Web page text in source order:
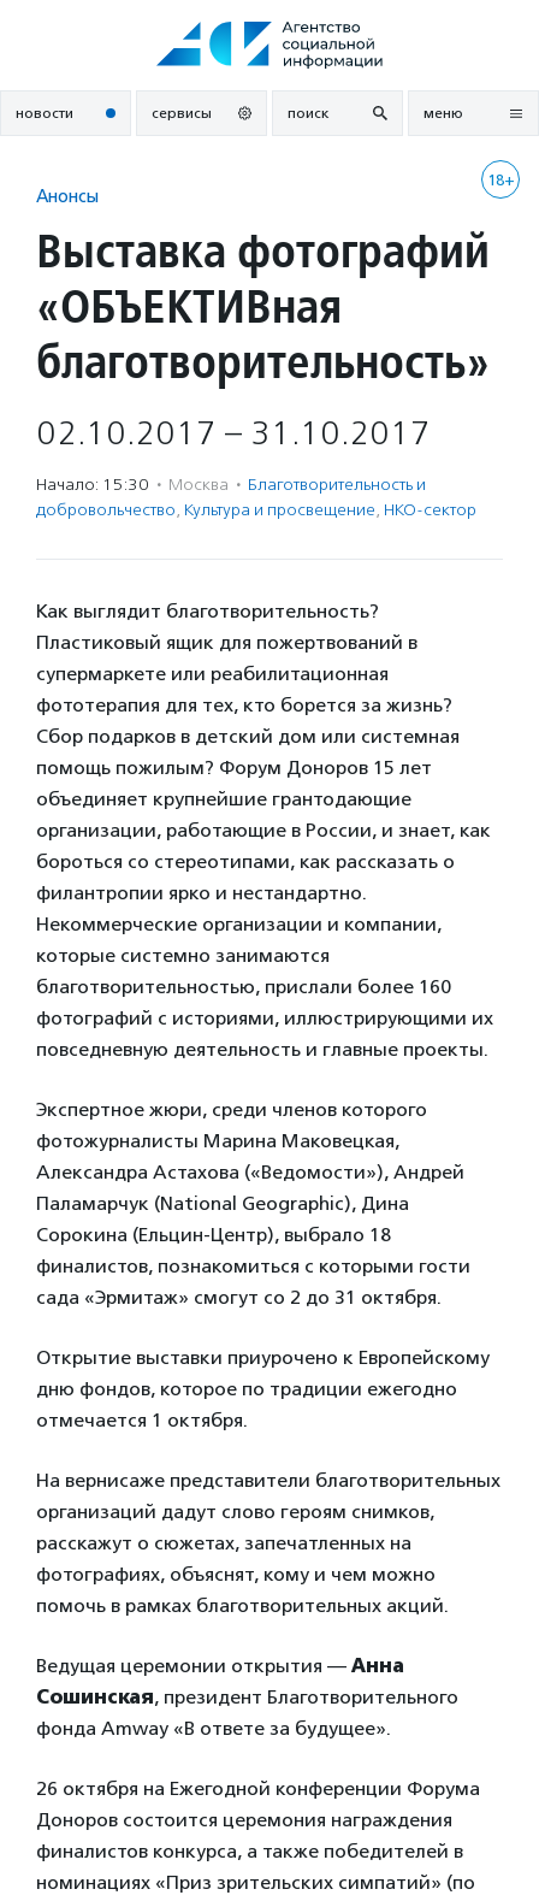
новости сервисы поиск меню
18+
Анонсы
Выставка фотографий
«ОБЪЕКТИВная
благотворительность»
02.10.2017 – 31.10.2017
Начало: 15:30 · Москва · Благотвори­тель­ность и
доброволь­чест­во, Культура и просвещение, НКО-сектор
Как выглядит благотворительность?
Пластиковый ящик для пожертвований в
супермаркете или реабилитационная
фототерапия для тех, кто борется за жизнь?
Сбор подарков в детский дом или системная
помощь пожилым? Форум Доноров 15 лет
объединяет крупнейшие грантодающие
организации, работающие в России, и знает, как
бороться со стереотипами, как рассказать о
филантропии ярко и нестандартно.
Некоммерческие организации и компании,
которые системно занимаются
благотворительностью, прислали более 160
фотографий с историями, иллюстрирующими их
повседневную деятельность и главные проекты.
Экспертное жюри, среди членов которого
фотожурналисты Марина Маковецкая,
Александра Астахова («Ведомости»), Андрей
Паламарчук (National Geographic), Дина
Сорокина (Ельцин-Центр), выбрало 18
финалистов, познакомиться с которыми гости
сада «Эрмитаж» смогут со 2 до 31 октября.
Открытие выставки приурочено к Европейскому
дню фондов, которое по традиции ежегодно
отмечается 1 октября.
На вернисаже представители благотворительных
организаций дадут слово героям снимков,
расскажут о сюжетах, запечатленных на
фотографиях, объяснят, кому и чем можно
помочь в рамках благотворительных акций.
Ведущая церемонии открытия — Анна
Сошинская, президент Благотворительного
фонда Amway «В ответе за будущее».
26 октября на Ежегодной конференции Форума
Доноров состоится церемония награждения
финалистов конкурса, а также победителей в
номинациях «Приз зрительских симпатий» (по